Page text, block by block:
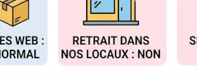
Réf. :KG_SC17
Papier cardstock 30 x
240g
Un côté lisse et un